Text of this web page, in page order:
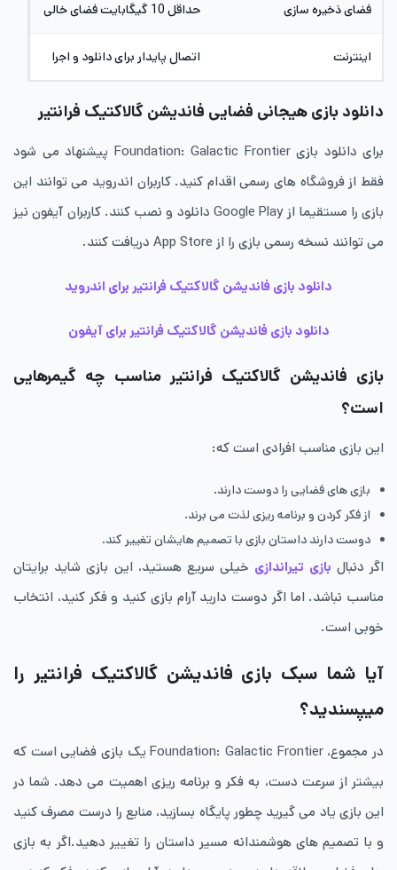
فضای ذخیره سازی حداقل 10 گیگابایت فضای خالی
اینترنت اتصال پایدار برای دانلود و اجرا
دانلود بازی هیجانی فضایی فاندیشن گالاکتیک فرانتیر
برای دانلود بازی Foundation: Galactic Frontier پیشنهاد می شود
فقط از فروشگاه های رسمی اقدام کنید. کاربران اندروید می توانند این
بازی را مستقیما از Google Play دانلود و نصب کنند. کاربران آیفون نیز
می توانند نسخه رسمی بازی را از App Store دریافت کنند.
دانلود بازی فاندیشن گالاکتیک فرانتیر برای اندروید
دانلود بازی فاندیشن گالاکتیک فرانتیر برای آیفون
بازی فاندیشن گالاکتیک فرانتیر مناسب چه گیمرهایی
است؟
این بازی مناسب افرادی است که:
بازی های فضایی را دوست دارند.
از فکر کردن و برنامه ریزی لذت می برند.
دوست دارند داستان بازی با تصمیم هایشان تغییر کند.
اگر دنبال بازی تیراندازی خیلی سریع هستید، این بازی شاید برایتان
مناسب نباشد. اما اگر دوست دارید آرام بازی کنید و فکر کنید، انتخاب
خوبی است.
آیا شما سبک بازی فاندیشن گالاکتیک فرانتیر را
میپسندید؟
در مجموع، Foundation: Galactic Frontier یک بازی فضایی است که
بیشتر از سرعت دست، به فکر و برنامه ریزی اهمیت می دهد. شما در
این بازی یاد می گیرید چطور پایگاه بسازید، منابع را درست مصرف کنید
و با تصمیم های هوشمندانه مسیر داستان را تغییر دهید.اگر به بازی